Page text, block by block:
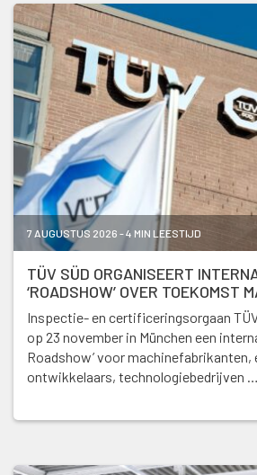
7 AUGUSTUS 2026 - 4 MIN LEESTIJD
TÜV SÜD ORGANISEERT
‘ROADSHOW’ OVER TOEKOMST
Inspectie- en certificeringsorgaan
op 23 november in München een
Roadshow’ voor
ontwikkelaars, technologiebedrijven …